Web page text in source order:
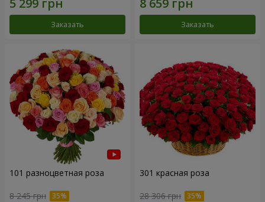
Заказать Заказать
101 разноцветная роза
8 245 грн
301 красная роза
28 306 грн